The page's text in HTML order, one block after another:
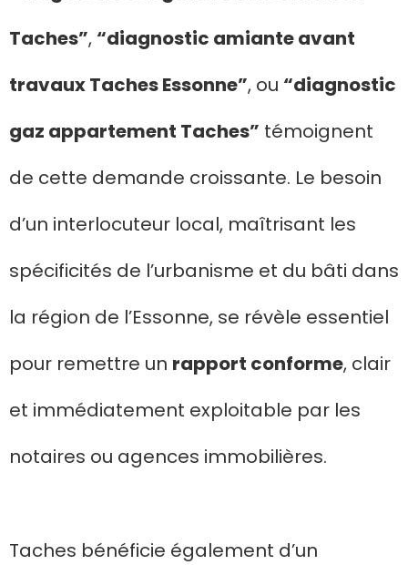
Taches”, “diagnostic amiante avant
travaux Taches Essonne”, ou “diagnostic
gaz appartement Taches” témoignent
de cette demande croissante. Le besoin
d’un interlocuteur local, maîtrisant les
spécificités de l’urbanisme et du bâti dans
la région de l’Essonne, se révèle essentiel
pour remettre un rapport conforme, clair
et immédiatement exploitable par les
notaires ou agences immobilières.
Taches bénéficie également d’un